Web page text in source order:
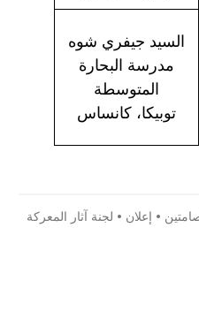
السيد جيفري شوه
مدرسة البحارة
المتوسطة
توبيكا، كانساس
• إعلان • لجنة آثار المعركة